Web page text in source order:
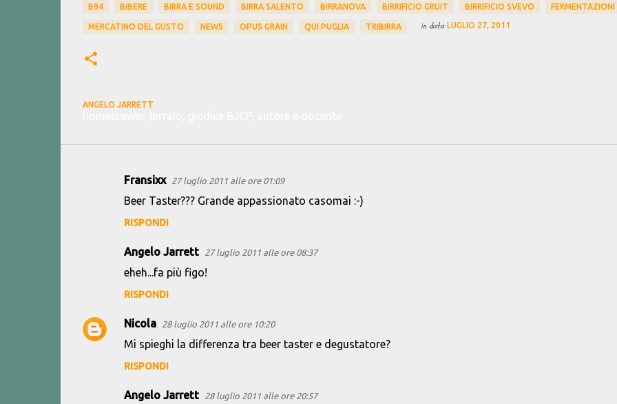
B94 BIBERE BIRRA E SOUND BIRRA SALENTO BIRRANOVA BIRRIFICIO GRUIT BIRRIFICIO SVEVO FERMENTAZIONI
MERCATINO DEL GUSTO NEWS OPUS GRAIN QUI PUGLIA TRIBIRRA in data LUGLIO 27, 2011
ANGELO JARRETT
i
Fransixx 27 luglio 2011 alle ore 01:09
Beer Taster??? Grande appassionato casomai :-)
RISPONDI
Angelo Jarrett 27 luglio 2011 alle ore 08:37
eheh...fa più figo!
RISPONDI
Nicola 28 luglio 2011 alle ore 10:20
Mi spieghi la differenza tra beer taster e degustatore?
RISPONDI
Angelo Jarrett 28 luglio 2011 alle ore 20:57